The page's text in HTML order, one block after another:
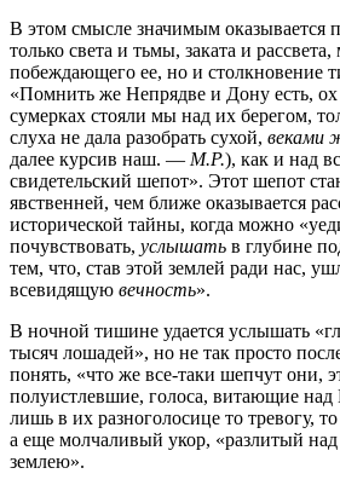
В этом смысле значимым оказывается
только света и тьмы, заката и
побеждающего ее, но и столкновение
«Помнить же Непрядве и Дону есть,
сумерках стояли мы над их берегом,
слуха не дала разобрать сухой, веками
далее курсив наш. — М.Р.), как и над
свидетельский шепот». Этот шепот
явственней, чем ближе оказывается
исторической тайны, когда можно
почувствовать, услышать в глубине
тем, что, став этой землей ради нас,
всевидящую вечность».
В ночной тишине удается услышать
тысяч лошадей», но не так просто
понять, «что же все-таки шепчут они,
полуистлевшие, голоса, витающие
лишь в их разноголосице то тревогу,
а еще молчаливый укор, «разлитый
землею».